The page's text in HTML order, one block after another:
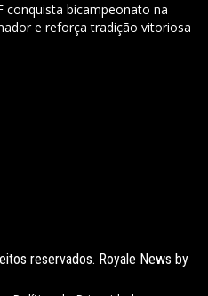
conquista bicampeonato na
e reforça tradição vitoriosa
reservados. Royale News by